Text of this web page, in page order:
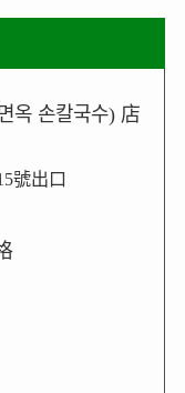
옥 손칼국수) 店
號出口